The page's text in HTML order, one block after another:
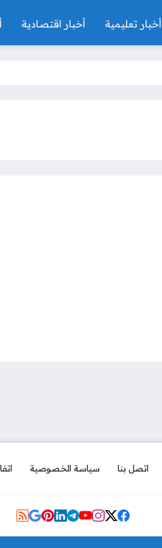
أخبار تعليمية أخبار اقتصادية
اتصل بنا سياسة الخصوصية
Social Links